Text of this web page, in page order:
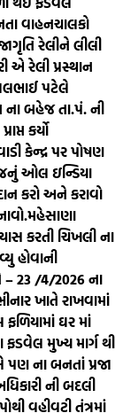
વાહનચાલકો
રેલીને લીલી
એ રેલી પ્રસ્થાન
પટેલે
ના બહેજ તા.પં. ની
કર્યો
કેન્દ્ર પર પોષણ
ઓલ ઇન્ડિયા
કરો અને કરાવો
મહેસાણા
કરતી ચિખલી ના
હોવાની
– 23 /4/2026 ના
ખાતે રાખવામાં
ઘર માં
ફડવેલ મુખ્ય માર્ગ થી
પણ ના બનતાં પ્રજા
ની બદલી
વહીવટી તંત્રમાં